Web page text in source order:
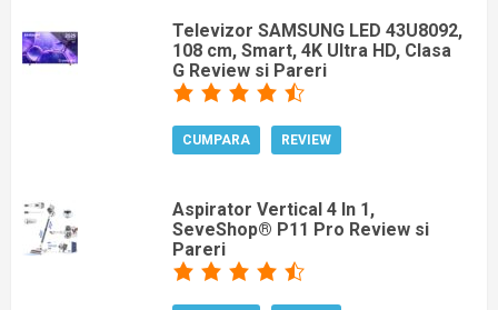
Televizor SAMSUNG LED 43U8092,
108 cm, Smart, 4K Ultra HD, Clasa
G Review si Pareri
CUMPARA REVIEW
Aspirator Vertical 4 In 1,
SeveShop® P11 Pro Review si
Pareri